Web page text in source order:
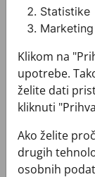
Statistike
Marketing
Klikom na
upotrebe.
želite dati
kliknuti
Ako želite
drugih
osobnih